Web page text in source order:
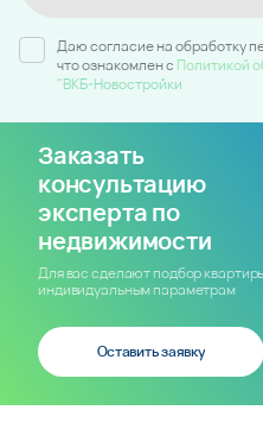
Даю согласие на обработку
что ознакомлен c Политикой
"ВКБ-Новостройки
Заказать
консультацию
эксперта по
недвижимости
Для вас сделают подбор
индивидуальным параметрам
Оставить заявку